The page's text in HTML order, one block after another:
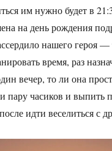
им нужно будет в
на день рождения
нашего героя
время, раз
вечер, то ли она
пару часиков и выпить
идти веселиться с